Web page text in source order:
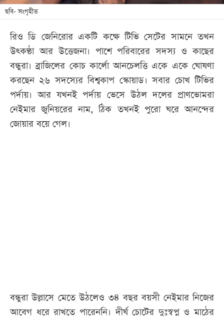
শিক্ষা
বিভাগ
ছবি
ভিডিও
ছবি- সংগৃহীত
রিও ডি জেনিরোর একটি কক্ষে টিভি সেটের সামনে তখন
উৎকণ্ঠা আর উত্তেজনা। পাশে পরিবারের সদস্য ও কাছের
বন্ধুরা। ব্রাজিলের কোচ কার্লো আনচেলত্তি একে একে ঘোষণা
করছেন ২৬ সদস্যের বিশ্বকাপ স্কোয়াড। সবার চোখ টিভির
পর্দায়। আর যখনই পর্দায় ভেসে উঠল দলের প্রাণভোমরা
নেইমার জুনিয়রের নাম, ঠিক তখনই পুরো ঘরে আনন্দের
জোয়ার বয়ে গেল।
বন্ধুরা উল্লাসে মেতে উঠলেও ৩৪ বছর বয়সী নেইমার নিজের
আবেগ ধরে রাখতে পারেননি। দীর্ঘ চোটের দুঃস্বপ্ন ও মাঠের